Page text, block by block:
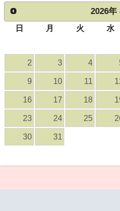
2026年
日 月 火 水
2 3 4
9 10 11
16 17 18
23 24 25
30 31